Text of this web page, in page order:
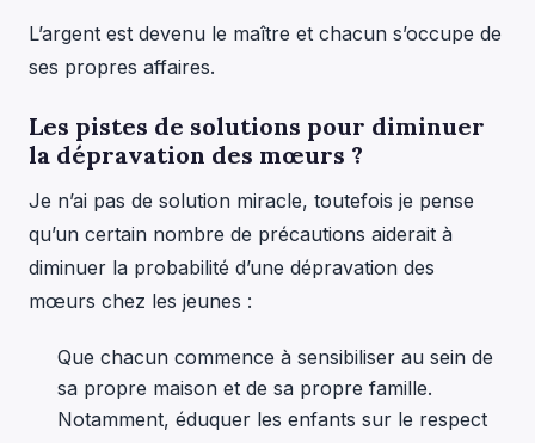
L’argent est devenu le maître et chacun s’occupe de
ses propres affaires.
Les pistes de solutions pour diminuer
la dépravation des mœurs ?
Je n’ai pas de solution miracle, toutefois je pense
qu’un certain nombre de précautions aiderait à
diminuer la probabilité d’une dépravation des
mœurs chez les jeunes :
Que chacun commence à sensibiliser au sein de
sa propre maison et de sa propre famille.
Notamment, éduquer les enfants sur le respect